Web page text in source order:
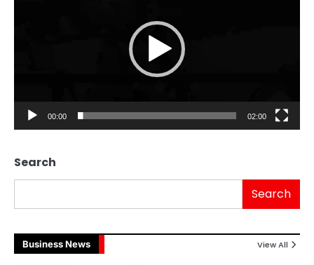
00:00 02:00
Search
Search
Business News View All